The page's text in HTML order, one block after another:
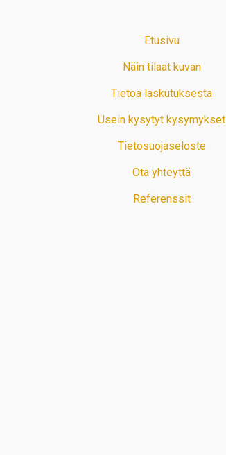
Etusivu
Näin tilaat kuvan
Tietoa laskutuksesta
Usein kysytyt kysymykset
Tietosuojaseloste
Ota yhteyttä
Referenssit